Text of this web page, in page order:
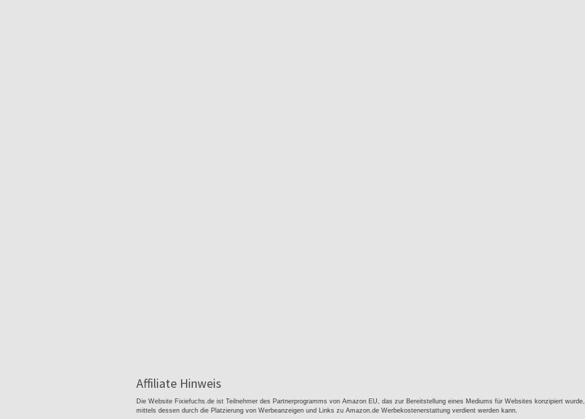
Affiliate Hinweis
Die Website Fixiefuchs.de ist Teilnehmer des Partnerprogramms von Amazon EU, das zur Bereitstellung eines Mediums für Websites konzipiert wurde,
mittels dessen durch die Platzierung von Werbeanzeigen und Links zu Amazon.de Werbekostenerstattung verdient werden kann.